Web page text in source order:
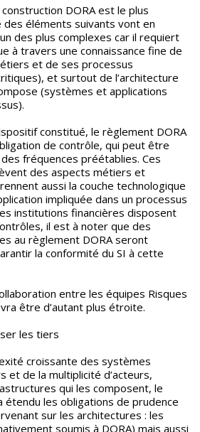
DORA est le plus
des éléments suivants vont en
des plus complexes car il requiert
à travers une connaissance fine de
et de ses processus
et surtout de l’architecture
(systèmes et applications
constitué, le règlement DORA
de contrôle, qui peut être
fréquences préétablies. Ces
des aspects métiers et
aussi la couche technologique
impliquée dans un processus
institutions financières disposent
il est à noter que des
au règlement DORA seront
la conformité du SI à cette
entre les équipes Risques
être d’autant plus étroite.
les tiers
croissante des systèmes
et de la multiplicité d’acteurs,
qui les composent, le
étendu les obligations de prudence
sur les architectures : les
soumis à DORA) mais aussi